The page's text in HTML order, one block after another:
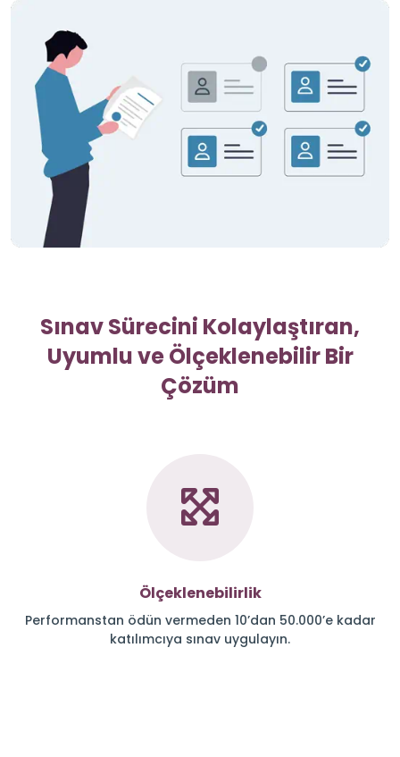
Sınav Sürecini Kolaylaştıran,
Uyumlu ve Ölçeklenebilir Bir
Çözüm
Ölçeklenebilirlik
Performanstan ödün vermeden 10’dan 50.000’e kadar
katılımcıya sınav uygulayın.